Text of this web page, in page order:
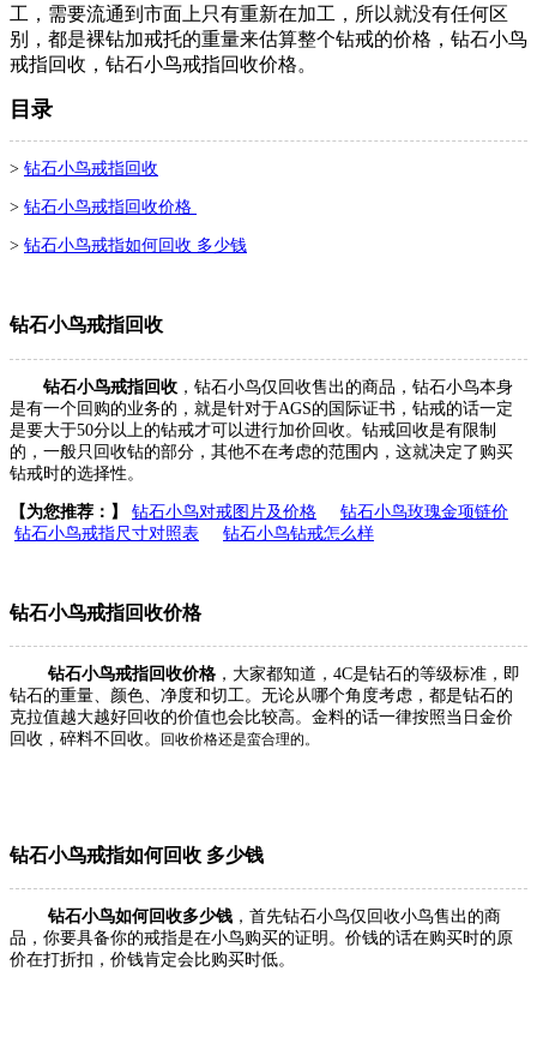
工，需要流通到市面上只有重新在加工，所以就没有任何区
别，都是裸钻加戒托的重量来估算整个钻戒的价格，钻石小鸟
戒指回收，钻石小鸟戒指回收价格。
目录
> 钻石小鸟戒指回收
> 钻石小鸟戒指回收价格
> 钻石小鸟戒指如何回收 多少钱
钻石小鸟戒指回收
钻石小鸟戒指回收 ，钻石小鸟仅回收售出的商品，钻石小鸟本身
是有一个回购的业务的，就是针对于AGS的国际证书，钻戒的话一定
是要大于50分以上的钻戒才可以进行加价回收。钻戒回收是有限制
的，一般只回收钻的部分，其他不在考虑的范围内，这就决定了购买
钻戒时的选择性。
【为您推荐：】 钻石小鸟对戒图片及价格
钻石小鸟玫瑰金项链价
钻石小鸟戒指尺寸对照表
钻石小鸟钻戒怎么样
钻石小鸟戒指回收价格
钻石小鸟戒指回收价格 ，大家都知道，4C是钻石的等级标准，即
钻石的重量、颜色、净度和切工。无论从哪个角度考虑，都是钻石的
克拉值越大越好回收的价值也会比较高。金料的话一律按照当日金价
回收，碎料不回收。
回收价格还是蛮合理的。
钻石小鸟戒指如何回收 多少钱
钻石小鸟如何回收多少钱 ，首先钻石小鸟仅回收小鸟售出的商
品，你要具备你的戒指是在小鸟购买的证明。价钱的话在购买时的原
价在打折扣，价钱肯定会比购买时低。